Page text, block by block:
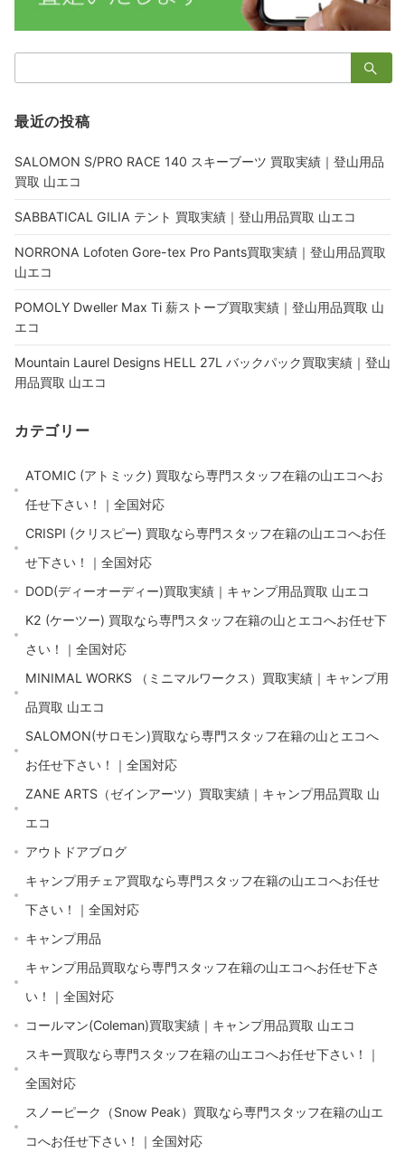
索：
最近の投稿
SALOMON S/PRO RACE 140 スキーブーツ 買取実績｜登山用品
買取 山エコ
SABBATICAL GILIA テント 買取実績｜登山用品買取 山エコ
NORRONA Lofoten Gore-tex Pro Pants買取実績｜登山用品買取
山エコ
POMOLY Dweller Max Ti 薪ストーブ買取実績｜登山用品買取 山
エコ
Mountain Laurel Designs HELL 27L バックパック買取実績｜登山
用品買取 山エコ
カテゴリー
ATOMIC (アトミック) 買取なら専門スタッフ在籍の山エコへお
任せ下さい！｜全国対応
CRISPI (クリスピー) 買取なら専門スタッフ在籍の山エコへお任
せ下さい！｜全国対応
DOD(ディーオーディー)買取実績｜キャンプ用品買取 山エコ
K2 (ケーツー) 買取なら専門スタッフ在籍の山とエコへお任せ下
さい！｜全国対応
MINIMAL WORKS （ミニマルワークス）買取実績｜キャンプ用
品買取 山エコ
SALOMON(サロモン)買取なら専門スタッフ在籍の山とエコへ
お任せ下さい！｜全国対応
ZANE ARTS（ゼインアーツ）買取実績｜キャンプ用品買取 山
エコ
アウトドアブログ
キャンプ用チェア買取なら専門スタッフ在籍の山エコへお任せ
下さい！｜全国対応
キャンプ用品
キャンプ用品買取なら専門スタッフ在籍の山エコへお任せ下さ
い！｜全国対応
コールマン(Coleman)買取実績｜キャンプ用品買取 山エコ
スキー買取なら専門スタッフ在籍の山エコへお任せ下さい！｜
全国対応
スノーピーク（Snow Peak）買取なら専門スタッフ在籍の山エ
コへお任せ下さい！｜全国対応